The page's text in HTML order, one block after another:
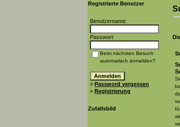
Registrierte Benutzer
Benutzername:
Passwort:
Beim nächsten Besuch
automatisch anmelden?
» Password vergessen
» Registrierung
Zufallsbild